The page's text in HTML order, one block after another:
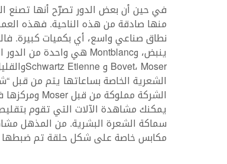
في حين أن بعض الدور تصرّح أنها تصنع
منها صادقة من هذه الناحية. فهذه
نطاق صناعي واسع، أي بكميات كبيرة.
سماكة الشعرة البشرية. من المذهل
مكابس خاصة على شكل حلقة تم ضبطها